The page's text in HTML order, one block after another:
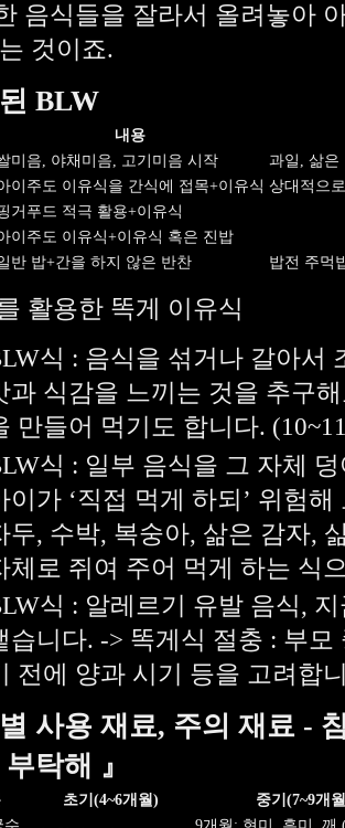
음식들을 잘라서 올려놓아
것이죠.
BLW
내용
미음, 야채미음, 고기미음 시작
과일, 삶은
이주도 이유식을 간식에 접목+이유식 상대적으
거푸드 적극 활용+이유식
이주도 이유식+이유식 혹은 진밥
반 밥+간을 하지 않은 반찬 밥전 주먹
활용한 똑게 이유식
식 : 음식을 섞거나 갈아서
과 식감을 느끼는 것을 추구
만들어 먹기도 합니다.
식 : 일부 음식을 그 자체
이가 ‘직접 먹게 하되’ 위험
두, 수박, 복숭아, 삶은 감자,
체로 쥐여 주어 먹게 하는 식
식 : 알레르기 유발 음식,
습니다. -> 똑게식 절충 : 부
전에 양과 시기 등을 고려합
사용 재료, 주의 재료 -
탁해 』
초기(4~6개월)
중기(7~9개